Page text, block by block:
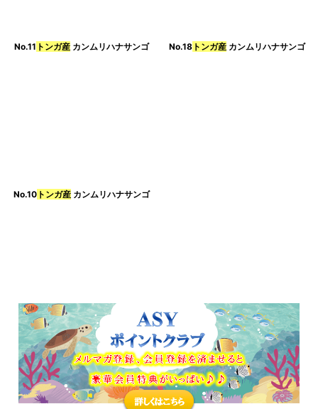
No.11 トンガ産カンムリハナサンゴ No.18トンガ産カンムリハナサンゴ
No.10トンガ産カンムリハナサンゴ